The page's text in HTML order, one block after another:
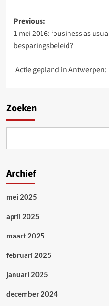
Post
navigation
Previous:
1 mei 2016: ‘business as
besparingsbeleid?
Actie gepland in
Zoeken
Archief
mei 2025
april 2025
maart 2025
februari 2025
januari 2025
december 2024